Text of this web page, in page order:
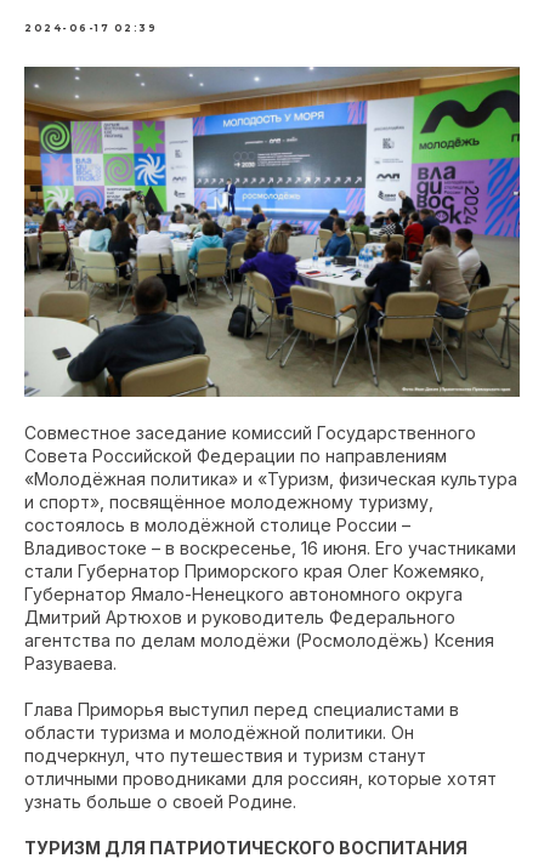
2024-06-17 02:39
Совместное заседание комиссий Государственного
Совета Российской Федерации по направлениям
«Молодёжная политика» и «Туризм, физическая культура
и спорт», посвящённое молодежному туризму,
состоялось в молодёжной столице России –
Владивостоке – в воскресенье, 16 июня. Его участниками
стали Губернатор Приморского края Олег Кожемяко,
Губернатор Ямало-Ненецкого автономного округа
Дмитрий Артюхов и руководитель Федерального
агентства по делам молодёжи (Росмолодёжь) Ксения
Разуваева.
Глава Приморья выступил перед специалистами в
области туризма и молодёжной политики. Он
подчеркнул, что путешествия и туризм станут
отличными проводниками для россиян, которые хотят
узнать больше о своей Родине.
ТУРИЗМ ДЛЯ ПАТРИОТИЧЕСКОГО ВОСПИТАНИЯ